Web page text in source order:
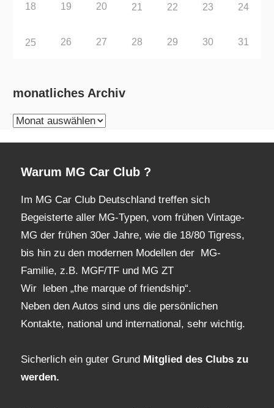
18 19 20 21 22 23 24
25 26 27 28 29 30 31
monatliches Archiv
monatliches
Warum MG Car Club ?
Im MG Car Club Deutschland treffen sich
Begeisterte aller MG-Typen, vom frühen Vintage-
MG der frühen 30er Jahre, wie die 18/80 Tigress,
bis hin zu den modernen Modellen der MG-
Familie, z.B. MGF/TF und MG ZT
Wir leben „the marque of friendship“.
Neben den Autos sind uns die persönlichen
Kontakte, national und international, sehr wichtig.
Sicherlich ein guter Grund Mitglied des Clubs zu
werden.